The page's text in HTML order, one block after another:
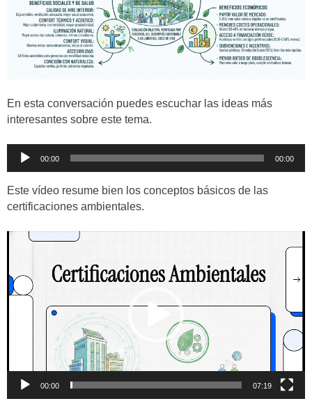
En esta conversación puedes escuchar las ideas más
interesantes sobre este tema.
Reproductor
audio
00:00 00:00
Este vídeo resume bien los conceptos básicos de las
certificaciones ambientales.
Reproductor
00:00 07:19